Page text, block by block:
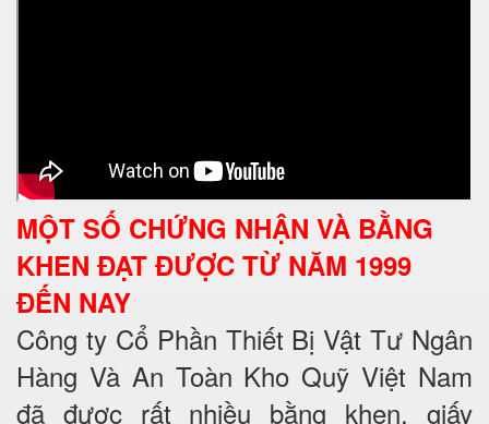
MỘT SỐ CHỨNG NHẬN VÀ BẰNG
KHEN ĐẠT ĐƯỢC TỪ NĂM 1999
ĐẾN NAY
Công ty Cổ Phần Thiết Bị Vật Tư Ngân
Hàng Và An Toàn Kho Quỹ Việt Nam
đã được rất nhiều bằng khen, giấy